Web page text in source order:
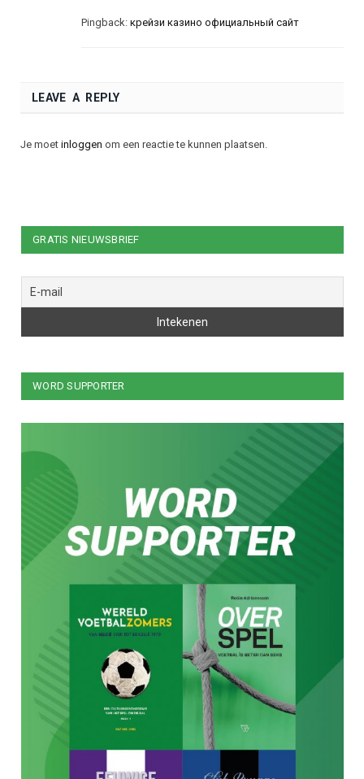
Pingback: крейзи казино официальный сайт
LEAVE A REPLY
Je moet inloggen om een reactie te kunnen plaatsen.
GRATIS NIEUWSBRIEF
WORD SUPPORTER